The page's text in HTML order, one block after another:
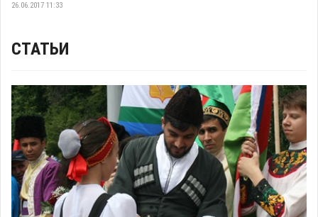
26.06.2017 11:33
СТАТЬИ